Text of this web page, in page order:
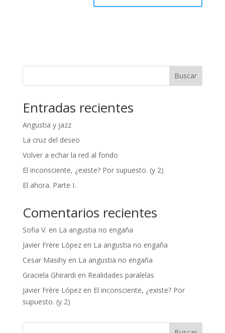
Buscar
Entradas recientes
Angustia y jazz
La cruz del deseo
Volver a echar la red al fondo
El inconsciente, ¿existe? Por supuesto. (y 2)
El ahora. Parte I.
Comentarios recientes
Sofia V. en La angustia no engaña
Javier Frère Lópezen La angustia no engaña
Cesar Masihyen La angustia no engaña
Graciela Ghirardi en Realidades paralelas
Javier Frère Lópezen El inconsciente, ¿existe? Por
supuesto. (y 2)